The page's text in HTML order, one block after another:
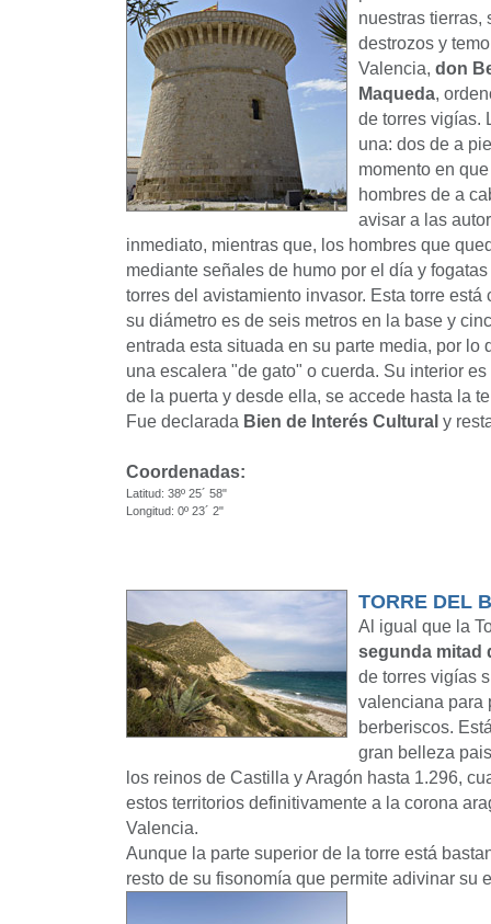
nuestras tierras,
destrozos y
Valencia, don
Maqueda,
de torres vigías.
una: dos de a
momento en
hombres de a
avisar a las
inmediato, mientras que, los hombres que
mediante señales de humo por el día y
torres del avistamiento invasor. Esta torre
su diámetro es de seis metros en la base y
entrada esta situada en su parte media, por
una escalera "de gato" o cuerda. Su interior
de la puerta y desde ella, se accede hasta la
Fue declarada Bien de Interés Cultural y
Coordenadas:
Latitud: 38º 25´ 58"
Longitud: 0º 23´ 2"
TORRE DEL
Al igual que la
segunda mitad
de torres vigías
valenciana para
berberiscos.
gran belleza
los reinos de Castilla y Aragón hasta 1.296,
estos territorios definitivamente a la corona
Valencia.
Aunque la parte superior de la torre está
resto de su fisonomía que permite adivinar su